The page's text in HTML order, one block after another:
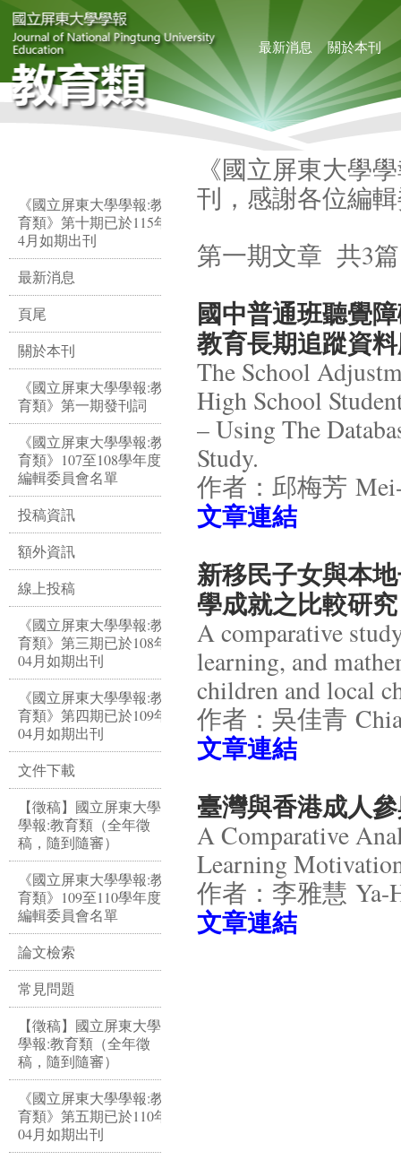
最新消息 關於本刊
《國立屏東大學
刊，感謝各位編
第一期文章 共3篇
國中普通班聽覺
教育長期追蹤資
The School
High School
– Using The
Study.
作者：邱梅芳
文章連結
新移民子女與本
學成就之比較研究
A comparative
learning, and
children and local
作者：吳佳青
​文章連結
臺灣與香港成人
A Comparative
Learning
作者：李雅慧 Ya-
​文章連結
《國立屏東大學學報:教
育類》第十期已於115年
4月如期出刊
最新消息
頁尾
關於本刊
《國立屏東大學學報:教
育類》第一期發刊詞
《國立屏東大學學報:教
育類》107至108學年度
編輯委員會名單
投稿資訊
額外資訊
線上投稿
《國立屏東大學學報:教
育類》第三期已於108年
04月如期出刊
《國立屏東大學學報:教
育類》第四期已於109年
04月如期出刊
文件下載
【徵稿】國立屏東大學
學報:教育類（全年徵
稿，隨到隨審）
《國立屏東大學學報:教
育類》109至110學年度
編輯委員會名單
論文檢索
常見問題
【徵稿】國立屏東大學
學報:教育類（全年徵
稿，隨到隨審）
《國立屏東大學學報:教
育類》第五期已於110年
04月如期出刊